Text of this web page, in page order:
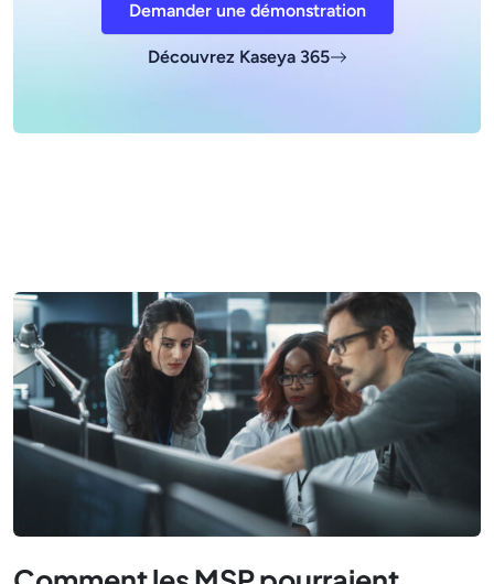
Demander une démonstration
Découvrez Kaseya 365